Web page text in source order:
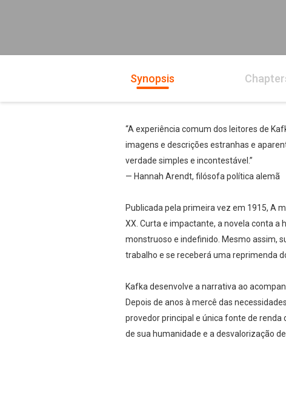
Synopsis
“A experiência comum dos leitores de
imagens e descrições estranhas e
verdade simples e incontestável.”
— Hannah Arendt, filósofa política alemã
Publicada pela primeira vez em 1915, A
XX. Curta e impactante, a novela conta
monstruoso e indefinido. Mesmo assim,
trabalho e se receberá uma reprimenda
Kafka desenvolve a narrativa ao
Depois de anos à mercê das
provedor principal e única fonte de renda
de sua humanidade e a desvalorização